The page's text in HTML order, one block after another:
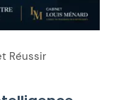
Réussir